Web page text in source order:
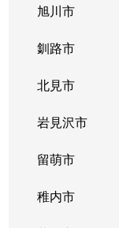
旭川市
釧路市
北見市
岩見沢市
留萌市
稚内市